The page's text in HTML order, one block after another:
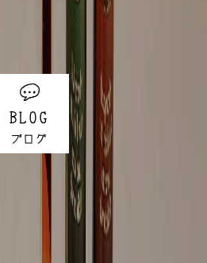
BLOG
ブログ